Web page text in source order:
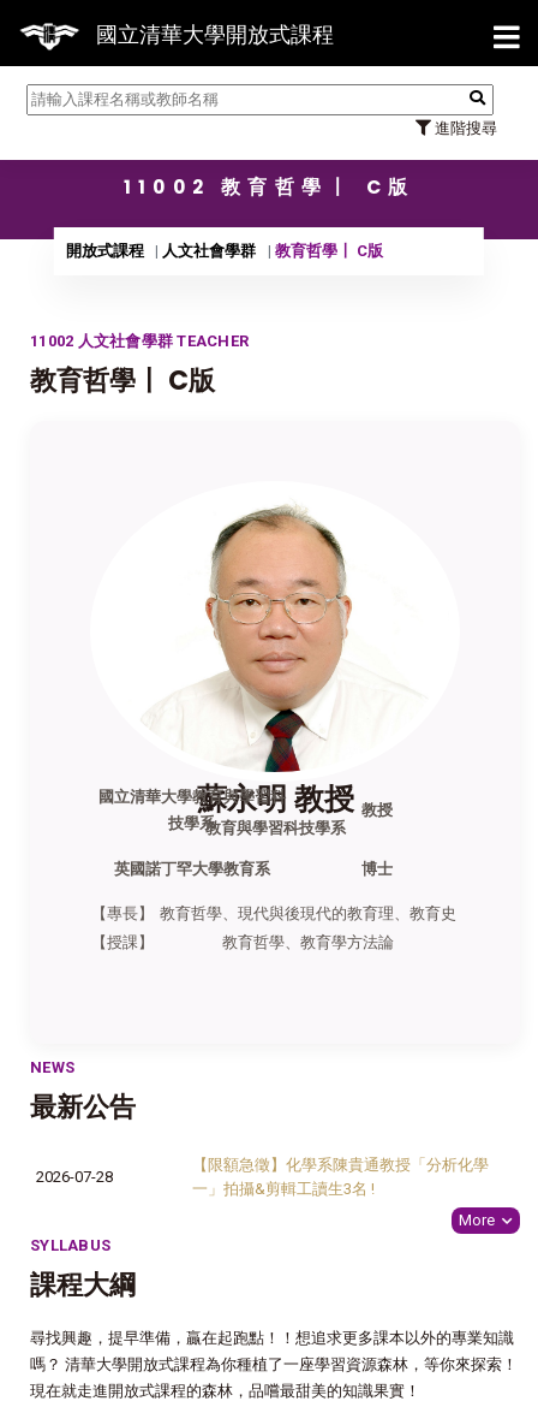
國立清華大學開放式課程
進階搜尋
【7/
11002 教育哲學〡 C版
開放式課程 人文社會學群 教育哲學〡 C版
11002 人文社會學群 TEACHER
教育哲學〡 C版
蘇永明 教授
教育與學習科技學系
國立清華大學教育與學習科
技學系
教授
英國諾丁罕大學教育系 博士
【專長】
教育哲學、現代與後現代的教育理、教育史
【授課】
教育哲學、教育學方法論
NEWS
最新公告
2026-07-28
【限額急徵】化學系陳貴通教授「分析化學
一」拍攝&剪輯工讀生3名 !
More
SYLLABUS
課程大綱
尋找興趣，提早準備，贏在起跑點！！想追求更多課本以外的專業知識
嗎？ 清華大學開放式課程為你種植了一座學習資源森林，等你來探索！
現在就走進開放式課程的森林，品嚐最甜美的知識果實！